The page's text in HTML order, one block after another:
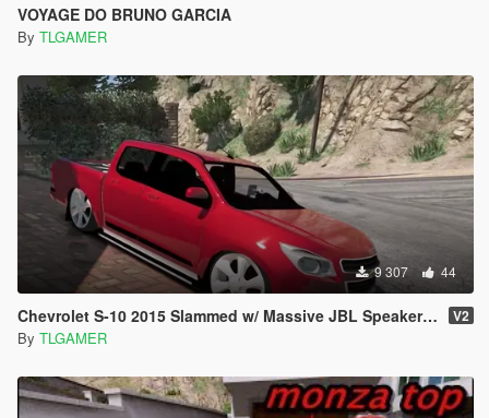
VOYAGE DO BRUNO GARCIA
By TLGAMER
9 307 44
Chevrolet S-10 2015 Slammed w/ Massive JBL Speakers [Replace] V2
By TLGAMER